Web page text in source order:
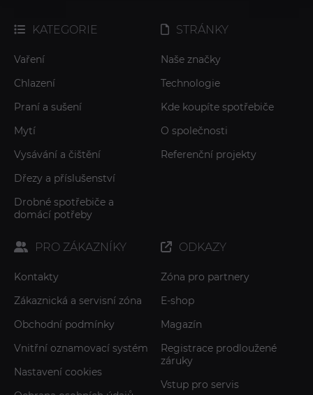
KATEGORIE
Vaření
Chlazení
Praní a sušení
Mytí
Vysávání a čištění
Dřezy a příslušenství
Drobné spotřebiče a
domácí potřeby
STRÁNKY
Naše značky
Technologie
Kde koupíte spotřebiče
O společnosti
Referenční projekty
PRO ZÁKAZNÍKY
Kontakty
Zákaznická a servisní zóna
Obchodní podmínky
Vnitřní oznamovací systém
Nastavení cookies
ODKAZY
Zóna pro partnery
E-shop
Magazín
Registrace prodloužené
záruky
Vstup pro servis